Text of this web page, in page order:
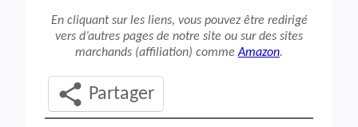
En cliquant sur les liens, vous pouvez être redirigé
vers d’autres pages de notre site ou sur des sites
marchands (affiliation) commeAmazon.
Partager